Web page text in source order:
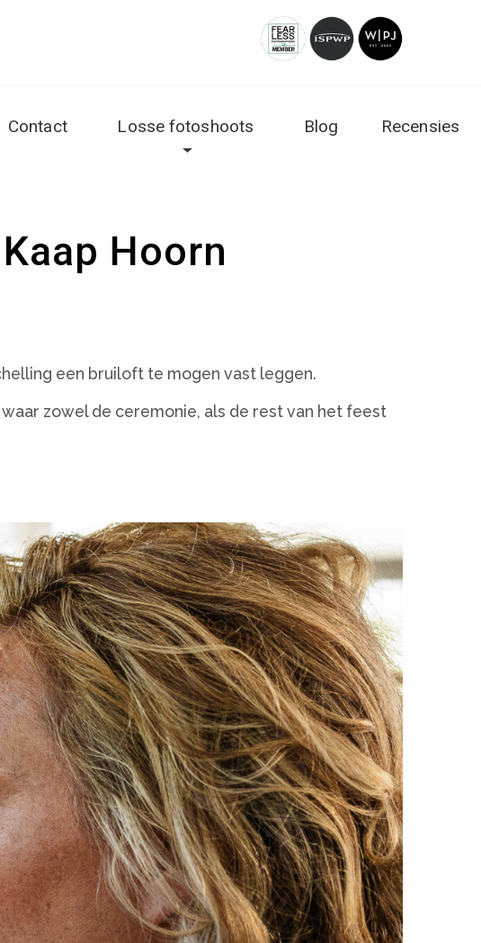
Contact Losse fotoshoots Blog Recensies
Hoorn
een bruiloft te mogen vast leggen.
zowel de ceremonie, als de rest van het feest